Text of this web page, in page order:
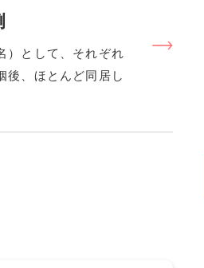
）として、それぞれ
後、ほとんど同居し